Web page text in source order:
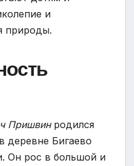
и
природы.
Пришвинродился
деревне Бигаево
Он рос в большой и